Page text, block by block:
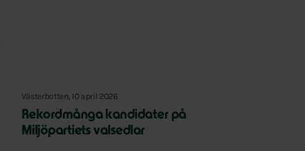
Västerbotten, 10 april 2026
Rekordmånga kandidater på
Miljöpartiets valsedlar